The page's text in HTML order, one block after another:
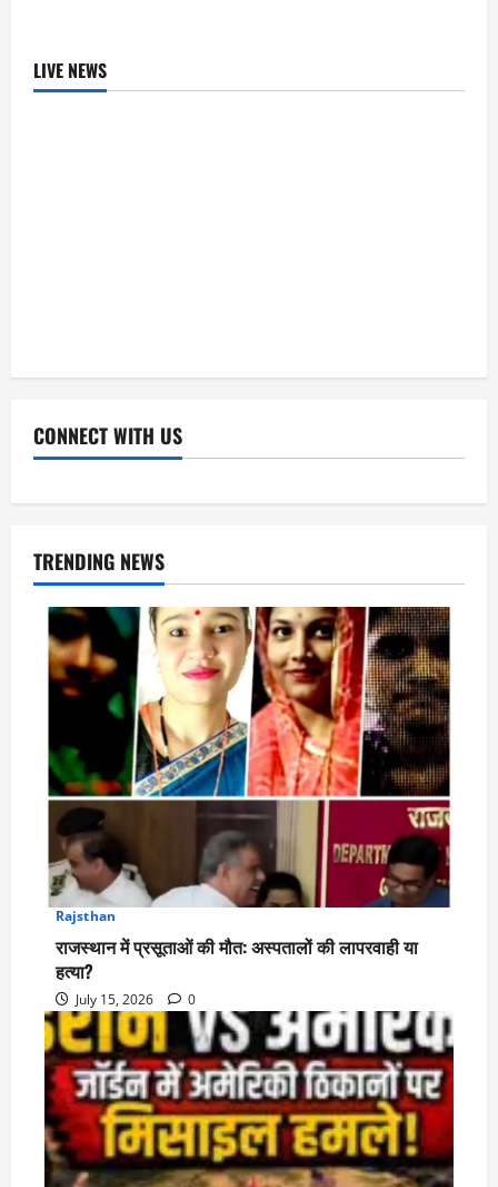
LIVE NEWS
CONNECT WITH US
TRENDING NEWS
Rajsthan
राजस्थान में प्रसूताओं की मौत: अस्पतालों की लापरवाही या
हत्या?
July 15, 2026 0